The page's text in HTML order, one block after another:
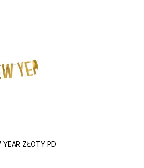
YEAR ZŁOTY PD